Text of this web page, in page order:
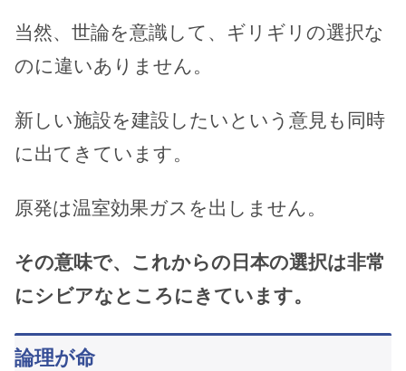
当然、世論を意識して、ギリギリの選択な
のに違いありません。
新しい施設を建設したいという意見も同時
に出てきています。
原発は温室効果ガスを出しません。
その意味で、これからの日本の選択は非常
にシビアなところにきています。
論理が命